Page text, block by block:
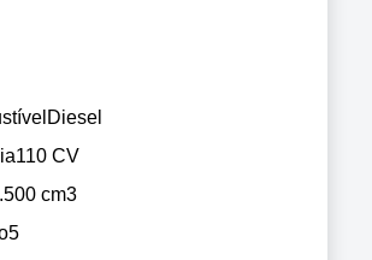
Diesel
110 CV
cm3
5